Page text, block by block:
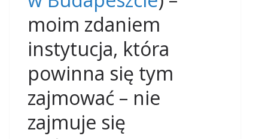
moim zdaniem
instytucja, która
powinna się tym
zajmować – nie
zajmuje się